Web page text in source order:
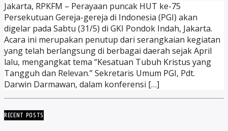
Jakarta, RPKFM – Perayaan puncak HUT ke-75
Persekutuan Gereja-gereja di Indonesia (PGI) akan
digelar pada Sabtu (31/5) di GKI Pondok Indah, Jakarta.
Acara ini merupakan penutup dari serangkaian kegiatan
yang telah berlangsung di berbagai daerah sejak April
lalu, mengangkat tema “Kesatuan Tubuh Kristus yang
Tangguh dan Relevan.” Sekretaris Umum PGI, Pdt.
Darwin Darmawan, dalam konferensi […]
RECENT POSTS